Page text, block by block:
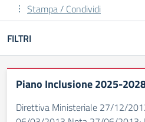
Stampa / Condividi
FILTRI
Piano Inclusione 2025-
Direttiva Ministeriale 27/12/